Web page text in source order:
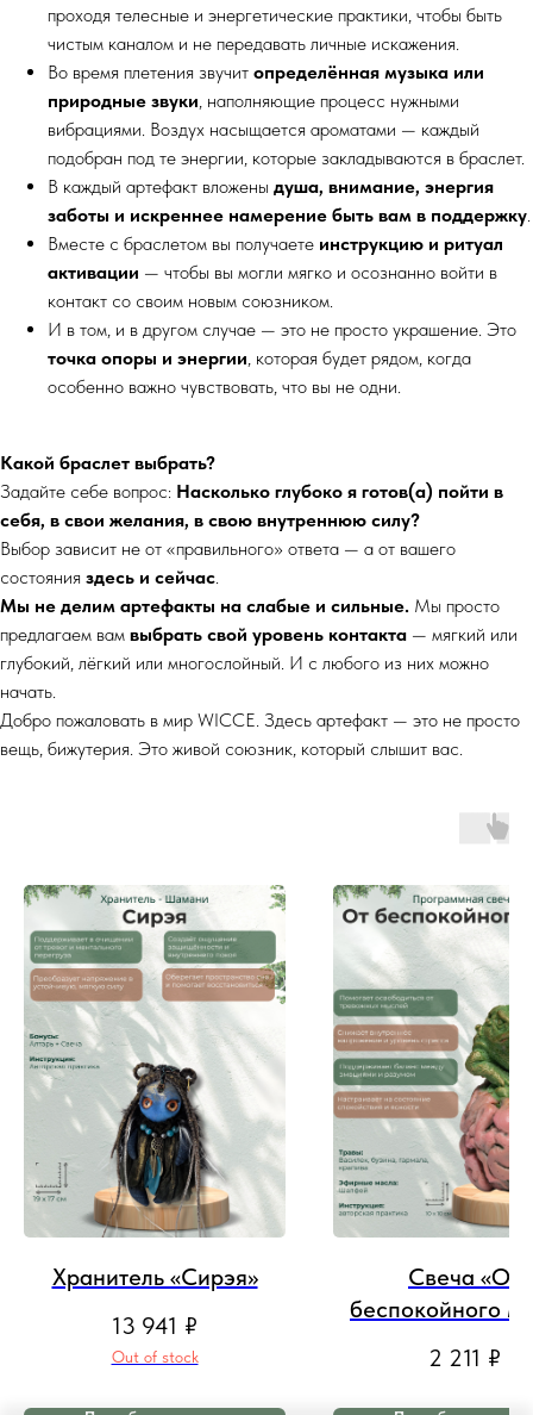
проходя телесные и энергетические практики, чтобы быть
чистым каналом и не передавать личные искажения.
Во время плетения звучит определённая музыка или
природные звуки, наполняющие процесс нужными
вибрациями. Воздух насыщается ароматами — каждый
подобран под те энергии, которые закладываются в браслет.
В каждый артефакт вложены душа, внимание, энергия
заботы и искреннее намерение быть вам в поддержку.
Вместе с браслетом вы получаете инструкцию и ритуал
активации — чтобы вы могли мягко и осознанно войти в
контакт со своим новым союзником.
И в том, и в другом случае — это не просто украшение. Это
точка опоры и энергии, которая будет рядом, когда
особенно важно чувствовать, что вы не одни.
Какой браслет выбрать?
Задайте себе вопрос: Насколько глубоко я готов(а) пойти в
себя, в свои желания, в свою внутреннюю силу?
Выбор зависит не от «правильного» ответа — а от вашего
состояния здесь и сейчас.
Мы не делим артефакты на слабые и сильные. Мы просто
предлагаем вам выбрать свой уровень контакта — мягкий или
глубокий, лёгкий или многослойный. И с любого из них можно
начать.
Добро пожаловать в мир WICCE. Здесь артефакт — это не просто
вещь, бижутерия. Это живой союзник, который слышит вас.
Хранитель «Сирэя»
13 941 ₽
Out of stock
Свеча «От
беспокойного
2 211 ₽